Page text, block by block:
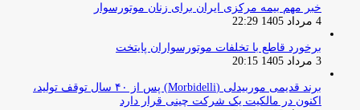
خبر مهم بیمه مرکزی ایران برای زنان موتورسوار
4 مرداد 1405 22:29
برخورد قاطع با تخلفات موتورسواران پایتخت
3 مرداد 1405 20:15
برند قدیمی موربیدلی (Morbidelli) پس از ۴۰ سال توقف تولید،
اکنون در مالکیت یک شرکت چینی قرار دارد